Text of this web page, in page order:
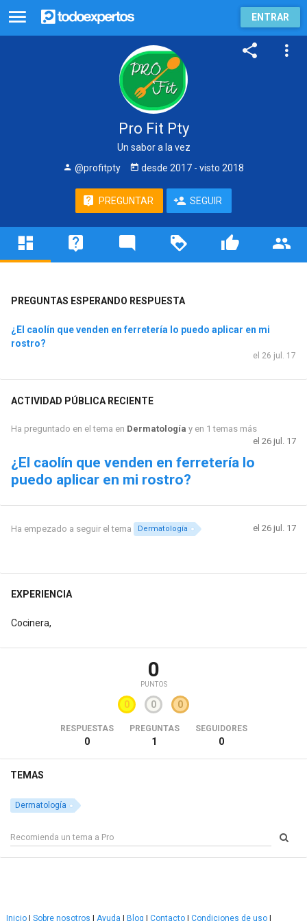
ENTRAR
Pro Fit Pty
Un sabor a la vez
@profitpty
desde 2017 - visto 2018
PREGUNTAR SEGUIR
PREGUNTAS ESPERANDO RESPUESTA
¿El caolín que venden en ferretería lo puedo aplicar en mi
rostro?
el 26 jul. 17
ACTIVIDAD PÚBLICA RECIENTE
Ha preguntado en el tema en Dermatología y en 1 temas más
el 26 jul. 17
¿El caolín que venden en ferretería lo
puedo aplicar en mi rostro?
Ha empezado a seguir el tema Dermatología el 26 jul. 17
EXPERIENCIA
Cocinera,
0
PUNTOS
0 0 0
RESPUESTAS
0
PREGUNTAS
1
SEGUIDORES
0
TEMAS
Dermatología
Inicio | Sobre nosotros | Ayuda | Blog | Contacto | Condiciones de uso |